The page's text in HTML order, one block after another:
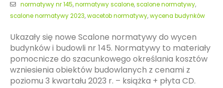
normatywy nr 145,normatywy scalone,scalone normatywy,
scalone normatywy 2023,wacetob normatywy,wycena budynków
Ukazały się nowe Scalone normatywy do wycen
budynków i budowli nr 145. Normatywy to materiały
pomocnicze do szacunkowego określania kosztów
wzniesienia obiektów budowlanych z cenami z
poziomu 3 kwartału 2023 r. – książka + płyta CD.